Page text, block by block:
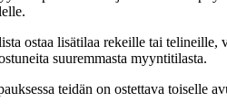
ostaa lisätilaa rekeille tai
suuremmasta myyntitilasta.
teidän on ostettava